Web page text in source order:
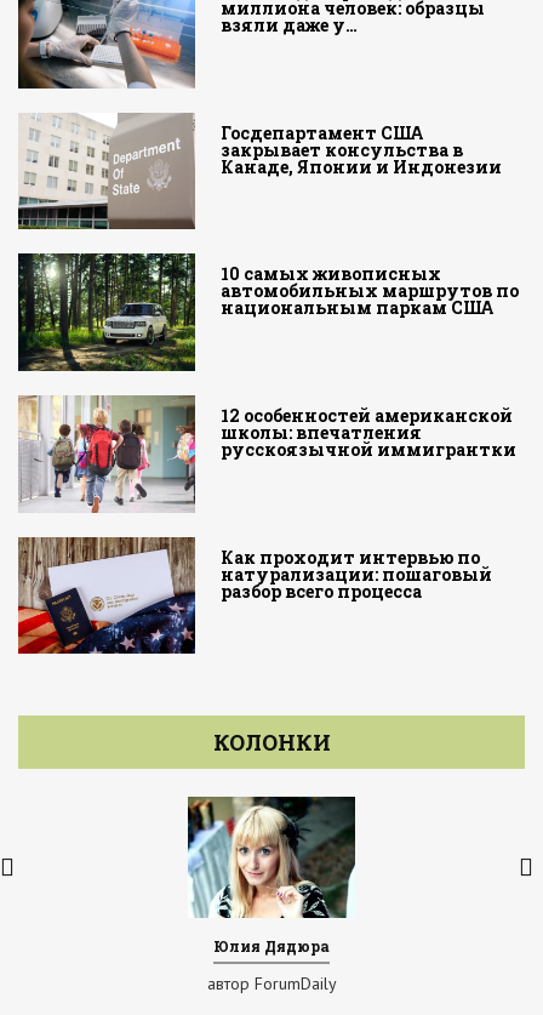
миллиона человек: образцы
взяли даже у…
Госдепартамент США
закрывает консульства в
Канаде, Японии и Индонезии
10 самых живописных
автомобильных маршрутов по
национальным паркам США
12 особенностей американской
школы: впечатления
русскоязычной иммигрантки
Как проходит интервью по
натурализации: пошаговый
разбор всего процесса
КОЛОНКИ
Юлия Дядюра
автор ForumDaily